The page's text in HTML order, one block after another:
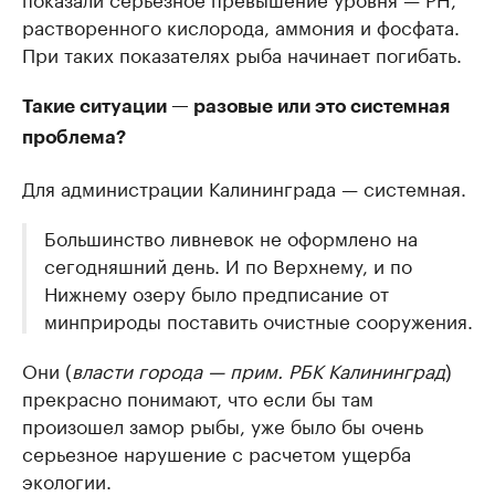
растворенного кислорода, аммония и фосфата.
При таких показателях рыба начинает погибать.
Такие ситуации — разовые или это системная
проблема?
Для администрации Калининграда — системная.
Большинство ливневок не оформлено на
сегодняшний день. И по Верхнему, и по
Нижнему озеру было предписание от
минприроды поставить очистные сооружения.
Они (власти города — прим. РБК Калининград)
прекрасно понимают, что если бы там
произошел замор рыбы, уже было бы очень
серьезное нарушение с расчетом ущерба
экологии.